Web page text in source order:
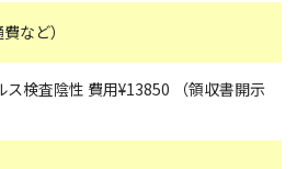
など）
ス検査陰性 費用¥13850 （領収書開示